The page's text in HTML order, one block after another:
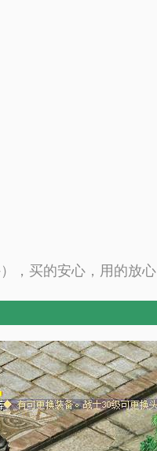
，买的安心，用的放